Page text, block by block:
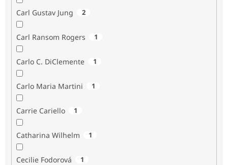
Carl Gustav Jung 2
Carl Ransom Rogers 1
Carlo C. DiClemente 1
Carlo Maria Martini 1
Carrie Cariello 1
Catharina Wilhelm 1
Cecilie Fodorová 1